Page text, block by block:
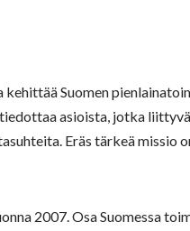
kehittää Suomen
asioista, jotka
Eräs tärkeä missio
2007. Osa Suomessa